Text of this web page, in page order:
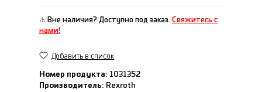
⚠ Вне наличия? Доступно под заказ. Свяжитесь с
нами!
Добавить в список
Номер продукта: 1031352
Производитель: Rexroth